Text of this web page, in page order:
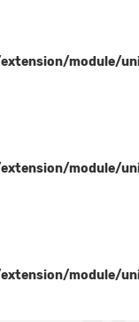
module/
module/
module/